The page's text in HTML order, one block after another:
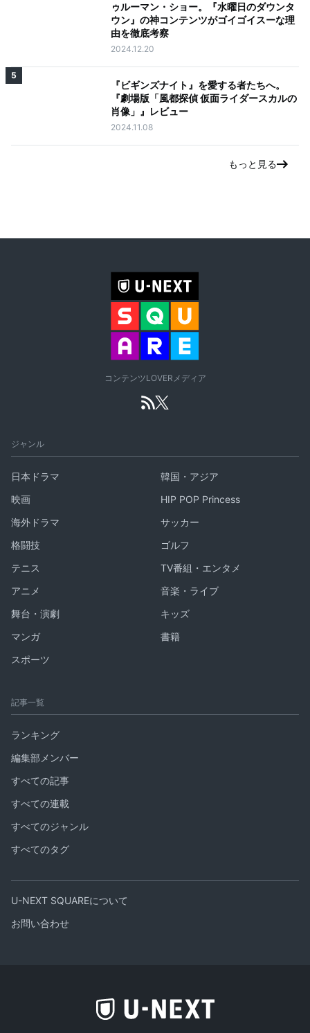
ゥルーマン・ショー。『水曜日のダウンタ
ウン』の神コンテンツがゴイゴイスーな理
由を徹底考察
2024.12.20
5
『ビギンズナイト』を愛する者たちへ。
『劇場版「風都探偵 仮面ライダースカルの
肖像」』レビュー
2024.11.08
もっと見る
コンテンツLOVERメディア
ジャンル
日本ドラマ
韓国・アジア
映画
HIP POP Princess
海外ドラマ
サッカー
格闘技
ゴルフ
テニス
TV番組・エンタメ
アニメ
音楽・ライブ
舞台・演劇
キッズ
マンガ
書籍
スポーツ
記事一覧
ランキング
編集部メンバー
すべての記事
すべての連載
すべてのジャンル
すべてのタグ
U-NEXT SQUAREについて
お問い合わせ